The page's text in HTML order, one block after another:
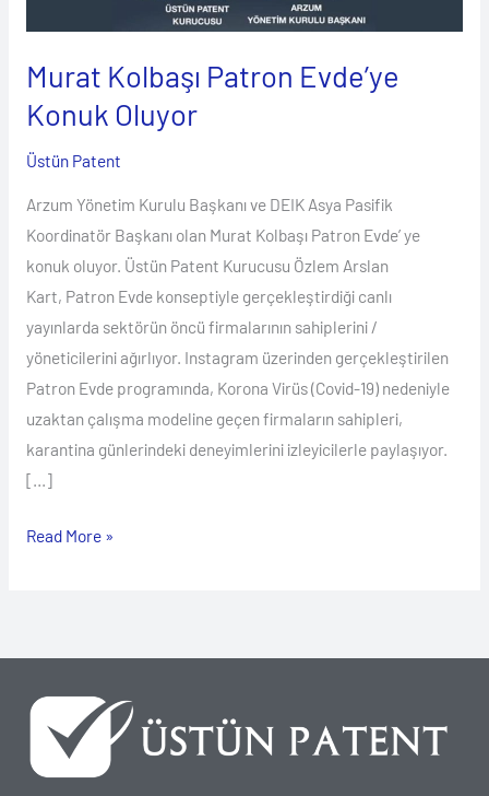
Murat Kolbaşı Patron Evde’ye
Konuk Oluyor
Üstün Patent
Arzum Yönetim Kurulu Başkanı ve DEIK Asya Pasifik
Koordinatör Başkanı olan Murat Kolbaşı Patron Evde’ ye
konuk oluyor. Üstün Patent Kurucusu Özlem Arslan
Kart, Patron Evde konseptiyle gerçekleştirdiği canlı
yayınlarda sektörün öncü firmalarının sahiplerini /
yöneticilerini ağırlıyor. Instagram üzerinden gerçekleştirilen
Patron Evde programında, Korona Virüs (Covid-19) nedeniyle
uzaktan çalışma modeline geçen firmaların sahipleri,
karantina günlerindeki deneyimlerini izleyicilerle paylaşıyor.
[…]
Read More »